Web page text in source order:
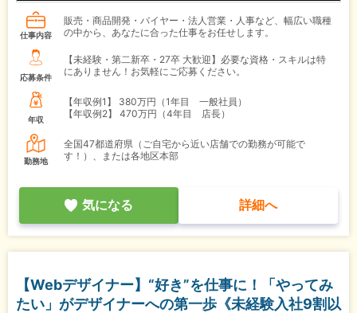
仕事内容
販売・商品開発・バイヤー・法人営業・人事など、幅広い職種
の中から、あなたに合った仕事をお任せします。
応募条件
【未経験・第二新卒・27卒 大歓迎】必要な資格・スキルは特
にありません！お気軽にご応募ください。
年収
【年収例1】
380万円（1年目 一般社員）
【年収例2】
470万円（4年目 店長）
勤務地
全国47都道府県（ご自宅から近い店舗での勤務が可能で
す！）、または各地区本部
気になる 詳細へ
【Webデザイナー】“好き”を仕事に！「やってみ
たい」がデザイナーへの第一歩《未経験入社9割以